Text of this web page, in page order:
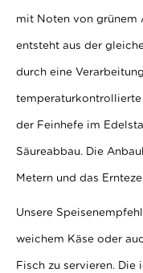
mit Noten von grünem
entsteht aus der
durch eine
temperaturkontrollierte
der Feinhefe im
Säureabbau. Die
Metern und das
Unsere
weichem Käse oder
Fisch zu servieren.